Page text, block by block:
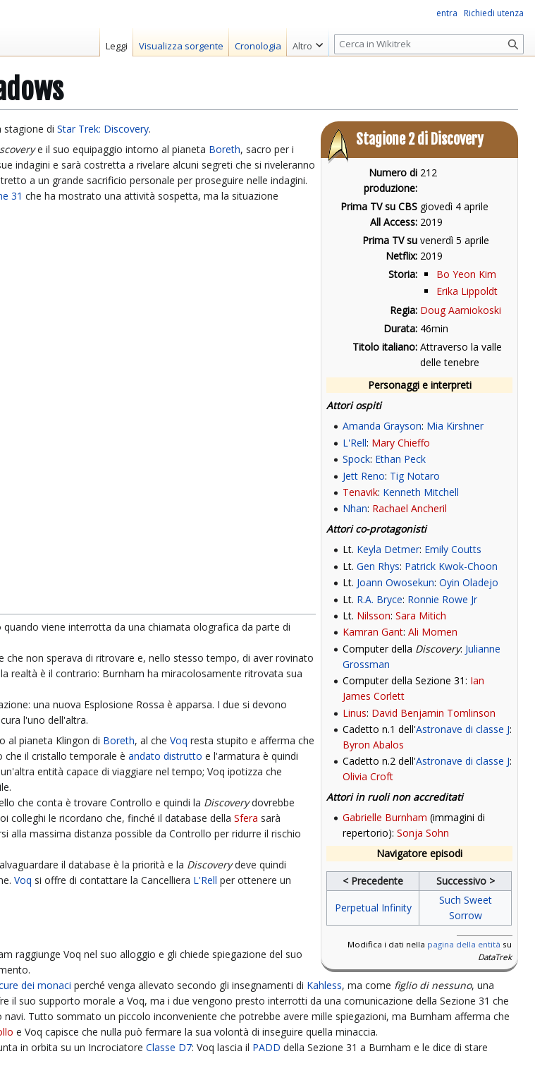
Stagione 2 di Discovery
Numero di
produzione:
212
Prima TV su CBS
All Access:
giovedì 4 aprile
2019
Prima TV su
Netflix:
venerdì 5 aprile
2019
Storia:
Bo Yeon Kim
Erika Lippoldt
Regia: Doug Aarniokoski
Durata: 46min
Titolo italiano: Attraverso la valle
delle tenebre
Personaggi e interpreti
Attori ospiti
Amanda Grayson: Mia Kirshner
L'Rell: Mary Chieffo
Spock: Ethan Peck
Jett Reno: Tig Notaro
Tenavik: Kenneth Mitchell
Nhan: Rachael Ancheril
Attori co-protagonisti
Lt. Keyla Detmer: Emily Coutts
Lt. Gen Rhys: Patrick Kwok-Choon
Lt. Joann Owosekun: Oyin Oladejo
Lt. R.A. Bryce: Ronnie Rowe Jr
Lt. Nilsson: Sara Mitich
Kamran Gant: Ali Momen
Computer della Discovery: Julianne
Grossman
Computer della Sezione 31: Ian
James Corlett
Linus: David Benjamin Tomlinson
Cadetto n.1 dell'Astronave di classe J:
Byron Abalos
Cadetto n.2 dell'Astronave di classe J:
Olivia Croft
Attori in ruoli non accreditati
Gabrielle Burnham (immagini di
repertorio): Sonja Sohn
Navigatore episodi
< Precedente
Successivo >
Perpetual Infinity
Such Sweet
Sorrow
Modifica i dati nella pagina della entità su
DataTrek
stagione di Star Trek: Discovery.
e il suo equipaggio intorno al pianeta Boreth, sacro per i
indagini e sarà costretta a rivelare alcuni segreti che si riveleranno
a un grande sacrificio personale per proseguire nelle indagini.
31 che ha mostrato una attività sospetta, ma la situazione
viene interrotta da una chiamata olografica da parte di
non sperava di ritrovare e, nello stesso tempo, di aver rovinato
realtà è il contrario: Burnham ha miracolosamente ritrovata sua
una nuova Esplosione Rossa è apparsa. I due si devono
l'uno dell'altra.
al pianeta Klingon di Boreth, al che Voq resta stupito e afferma che
che il cristallo temporale è andato distrutto e l'armatura è quindi
entità capace di viaggiare nel tempo; Voq ipotizza che
che conta è trovare Controllo e quindi la Discoverydovrebbe
colleghi le ricordano che, finché il database della Sfera sarà
alla massima distanza possible da Controllo per ridurre il rischio
il database è la priorità e la Discoverydeve quindi
Voq si offre di contattare la Cancelliera L'Rell per ottenere un
raggiunge Voq nel suo alloggio e gli chiede spiegazione del suo
dei monaci perché venga allevato secondo gli insegnamenti di Kahless, ma come figlio di nessuno, una
il suo supporto morale a Voq, ma i due vengono presto interrotti da una comunicazione della Sezione 31 che
Tutto sommato un piccolo inconveniente che potrebbe avere mille spiegazioni, ma Burnham afferma che
e Voq capisce che nulla può fermare la sua volontà di inseguire quella minaccia.
in orbita su un Incrociatore Classe D7: Voq lascia il PADD della Sezione 31 a Burnham e le dice di stare
entra Richiedi utenza
Leggi Visualizza sorgente Cronologia Altro
R
i
r
c
a